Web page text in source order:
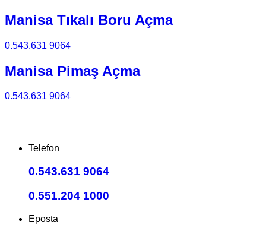
Manisa Tıkalı Boru Açma
0.543.631 9064
Manisa Pimaş Açma
0.543.631 9064
Telefon
0.543.631 9064
0.551.204 1000
Eposta